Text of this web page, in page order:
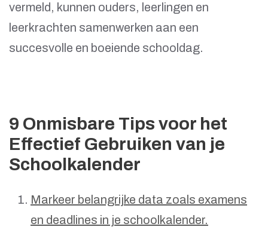
vermeld, kunnen ouders, leerlingen en
leerkrachten samenwerken aan een
succesvolle en boeiende schooldag.
9 Onmisbare Tips voor het
Effectief Gebruiken van je
Schoolkalender
Markeer belangrijke data zoals examens
en deadlines in je schoolkalender.